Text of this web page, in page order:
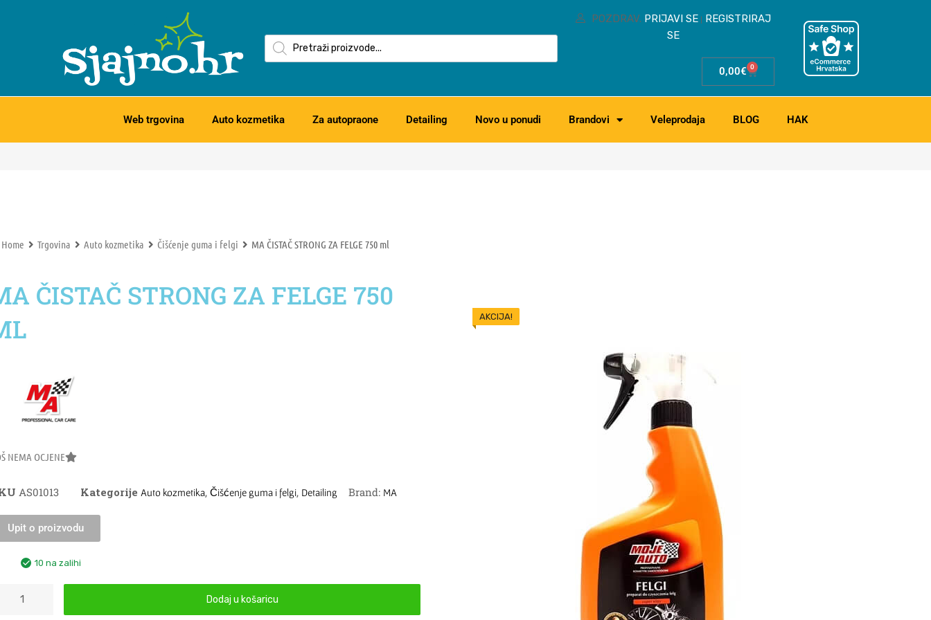
POZDRAV. PRIJAVI SE
REGISTRIRAJ
SE
0,00€ 0
Web trgovina Auto kozmetika Za autopraone Detailing Novo u ponudi Brandovi Veleprodaja BLOG HAK
Home Trgovina Auto kozmetika Čišćenje guma i felgi MA ČISTAČ STRONG ZA FELGE 750 ml
ČISTAČ STRONG ZA FELGE 750
NEMA OCJENE
AS01013 Kategorije Auto kozmetika, Čišćenje guma i felgi, Detailing Brand: MA
Upit o proizvodu
10 na zalihi
Dodaj u košaricu
AKCIJA!